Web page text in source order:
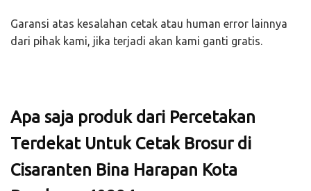
Garansi atas kesalahan cetak atau human error lainnya
dari pihak kami, jika terjadi akan kami ganti gratis.
Apa saja produk dari Percetakan
Terdekat Untuk Cetak Brosur di
Cisaranten Bina Harapan Kota